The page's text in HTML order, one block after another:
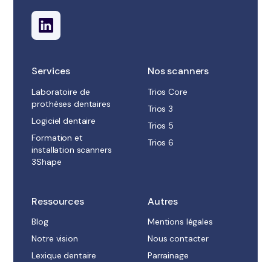
Services
Laboratoire de
prothèses dentaires
Logiciel dentaire
Formation et
installation scanners
3Shape
Nos scanners
Trios Core
Trios 3
Trios 5
Trios 6
Ressources
Blog
Notre vision
Lexique dentaire
Autres
Mentions légales
Nous contacter
Parrainage